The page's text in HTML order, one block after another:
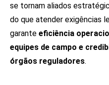
se tornam aliados
do que atender exigências
garante eficiência
equipes de campo e
órgãos reguladores.